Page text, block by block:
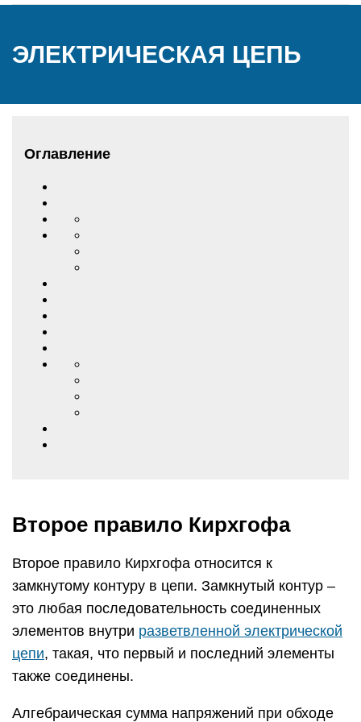
ЭЛЕКТРИЧЕСКАЯ ЦЕПЬ
Оглавление
Второе правило Кирхгофа
Второе правило Кирхгофа относится к
замкнутому контуру в цепи. Замкнутый контур –
это любая последовательность соединенных
элементов внутри разветвленной электрической
цепи, такая, что первый и последний элементы
также соединены.
Алгебраическая сумма напряжений при обходе